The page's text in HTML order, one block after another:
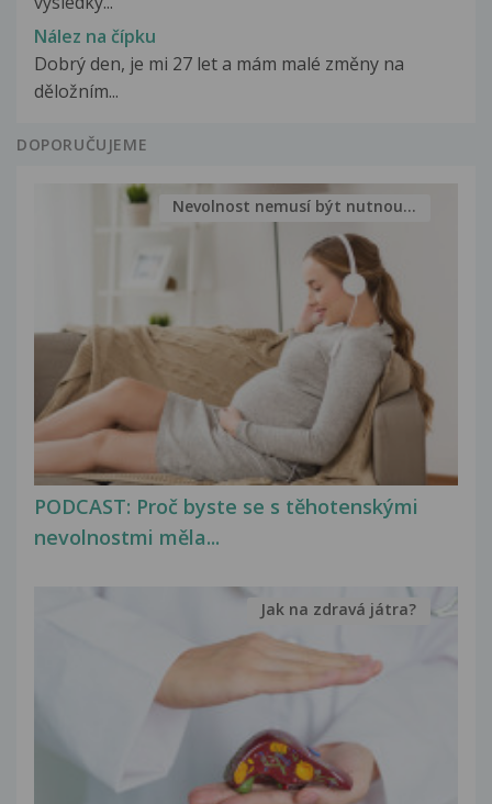
Nález na čípku
Dobrý den, je mi 27 let a mám malé změny na
děložním...
DOPORUČUJEME
PODCAST: Proč byste se s těhotenskými
nevolnostmi měla...
Nevolnost nemusí být nutnou...
Jak na zdravá játra?